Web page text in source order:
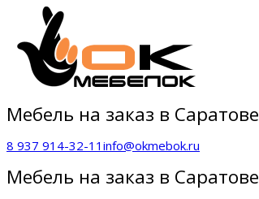
Мебель на заказ в Саратове
8 937 914-32-11 info@okmebok.ru
Мебель на заказ в Саратове